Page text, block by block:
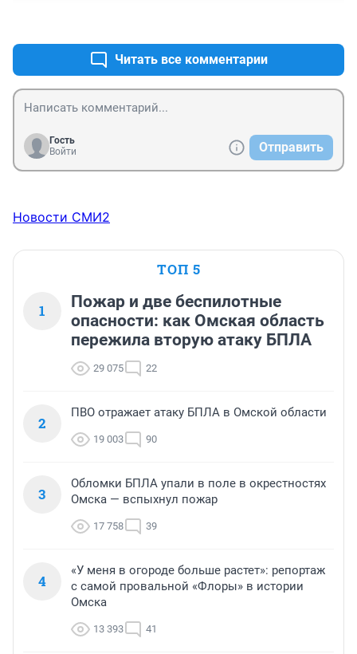
Читать все комментарии
Гость
Войти
Отправить
Новости СМИ2
ТОП 5
1
Пожар и две беспилотные
опасности: как Омская область
пережила вторую атаку БПЛА
29 075 22
2
ПВО отражает атаку БПЛА в Омской области
19 003 90
3
Обломки БПЛА упали в поле в окрестностях
Омска — вспыхнул пожар
17 758 39
4
«У меня в огороде больше растет»: репортаж
с самой провальной «Флоры» в истории
Омска
13 393 41